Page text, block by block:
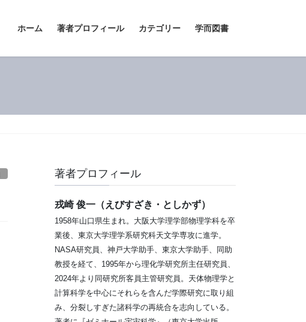
ホーム 著者プロフィール カテゴリー 学而図書
著者プロフィール
戎崎 俊一（えびすざき・としかず）
1958年山口県生まれ。大阪大学理学部物理学科を卒
業後、東京大学理学系研究科天文学専攻に進学。
NASA研究員、神戸大学助手、東京大学助手、同助
教授を経て、1995年から理化学研究所主任研究員、
2024年より同研究所客員主管研究員。天体物理学と
計算科学を中心にそれらを含んだ学際研究に取り組
み、分裂しすぎた諸科学の再統合を志向している。